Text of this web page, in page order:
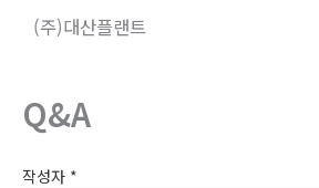
(주)대산플랜트
Q&A
작성자 *